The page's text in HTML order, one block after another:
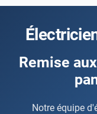
Remise
Notre équipe